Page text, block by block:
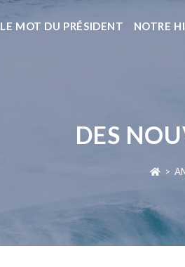
LE MOT DU PRÉSIDENT NOTRE
DES
>